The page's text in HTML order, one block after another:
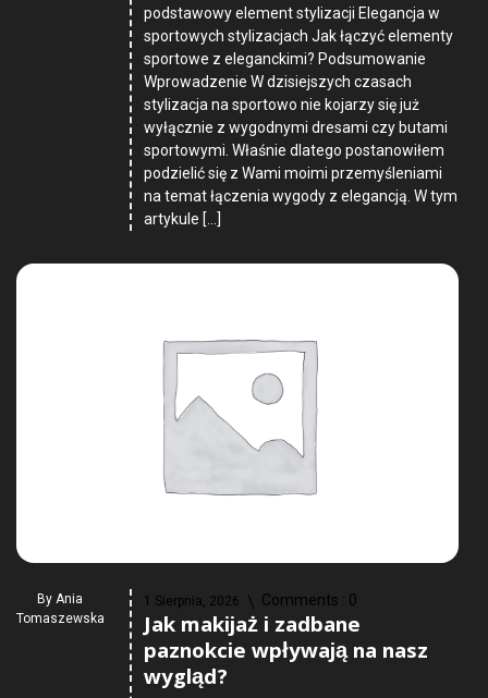
podstawowy element stylizacji Elegancja w
sportowych stylizacjach Jak łączyć elementy
sportowe z eleganckimi? Podsumowanie
Wprowadzenie W dzisiejszych czasach
stylizacja na sportowo nie kojarzy się już
wyłącznie z wygodnymi dresami czy butami
sportowymi. Właśnie dlatego postanowiłem
podzielić się z Wami moimi przemyśleniami
na temat łączenia wygody z elegancją. W tym
artykule […]
By Ania
Tomaszewska
1 Sierpnia, 2026 Comments : 0
Jak makijaż i zadbane
paznokcie wpływają na nasz
wygląd?